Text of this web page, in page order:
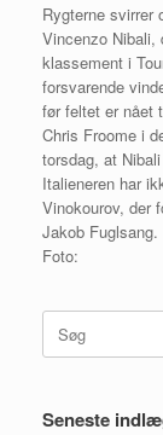
Rygterne svirrer
Vincenzo Nibali,
klassement i
forsvarende
før feltet er nået
Chris Froome i
torsdag, at
Italieneren har
Vinokourov, der
Jakob Fuglsang.
Foto:
Søg
efter:
Seneste